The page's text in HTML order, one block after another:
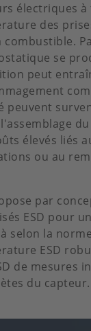
électriques
des
combustible.
se
peut
peuvent
élevés liés
ou au
par
ESD pour
selon la
ESD
de mesures
du capteur.